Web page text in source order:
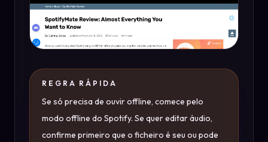
REGRA RÁPIDA
Se só precisa de ouvir offline, comece pelo
modo offline do Spotify. Se quer editar áudio,
confirme primeiro que o ficheiro é seu ou pode